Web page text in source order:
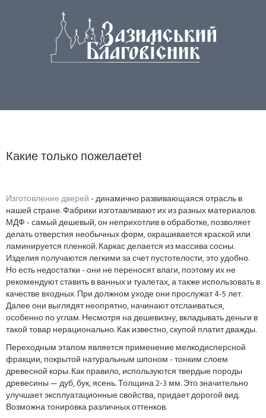
Какие только пожелаете!
Изготовление дверей- динамично развивающаяся отрасль в
нашей стране. Фабрики изготавливают их из разных материалов.
МДФ - самый дешевый, он неприхотлив в обработке, позволяет
делать отверстия необычных форм, окрашивается краской или
ламинируется пленкой. Каркас делается из массива сосны.
Изделия получаются легкими за счет пустотелости, это удобно.
Но есть недостатки - они не переносят влаги, поэтому их не
рекомендуют ставить в ванных и туалетах, а также использовать в
качестве входных. При должном уходе они прослужат 4-5 лет.
Далее они выглядят неопрятно, начинают отслаиваться,
особенно по углам. Несмотря на дешевизну, вкладывать деньги в
такой товар нерационально. Как известно, скупой платит дважды.
Переходным этапом является применение мелкодисперсной
фракции, покрытой натуральным шпоном - тонким слоем
древесной коры. Как правило, используются твердые породы
древесины — дуб, бук, ясень. Толщина 2-3 мм. Это значительно
улучшает эксплуатационные свойства, придает дорогой вид.
Возможна тонировка различных оттенков.